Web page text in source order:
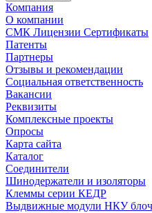
Компания
О компании
СМК Лицензии Сертификаты
Патенты
Партнеры
Отзывы и рекомендации
Социальная ответственность
Вакансии
Реквизиты
Комплексные проекты
Опросы
Карта сайта
Каталог
Соединители
Шинодержатели и изоляторы
Клеммы серии КЕДР
Выдвижные модули НКУ